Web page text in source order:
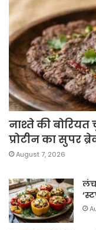
नाश्ते की
प्रोटीन का सुपर
August 7, 2026
लंच